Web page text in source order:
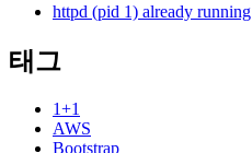
httpd (pid 1) already running
태그
1+1
AWS
Bootstrap